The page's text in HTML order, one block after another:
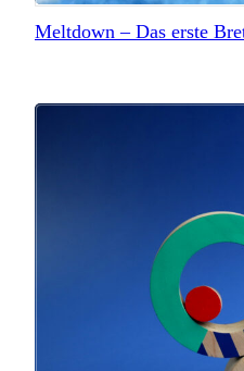
Meltdown – Das erste